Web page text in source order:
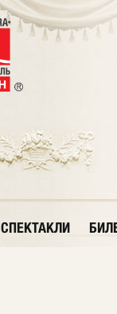
СПЕКТАКЛИ